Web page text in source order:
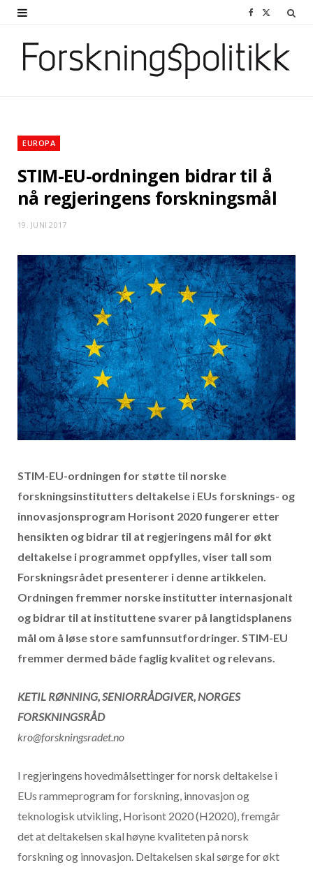
EUROPA
STIM-EU-ordningen bidrar til å
nå regjeringens forskningsmål
19. JUNI 2017
STIM-EU-ordningen for støtte til norske
forskningsinstitutters deltakelse i EUs forsknings- og
innovasjonsprogram Horisont 2020 fungerer etter
hensikten og bidrar til at regjeringens mål for økt
deltakelse i programmet oppfylles, viser tall som
Forskningsrådet presenterer i denne artikkelen.
Ordningen fremmer norske institutter internasjonalt
og bidrar til at instituttene svarer på langtidsplanens
mål om å løse store samfunnsutfordringer. STIM-EU
fremmer dermed både faglig kvalitet og relevans.
KETIL RØNNING, SENIORRÅDGIVER, NORGES
FORSKNINGSRÅD
kro@forskningsradet.no
I regjeringens hovedmålsettinger for norsk deltakelse i
EUs rammeprogram for forskning, innovasjon og
teknologisk utvikling, Horisont 2020 (H2020), fremgår
det at deltakelsen skal høyne kvaliteten på norsk
forskning og innovasjon. Deltakelsen skal sørge for økt